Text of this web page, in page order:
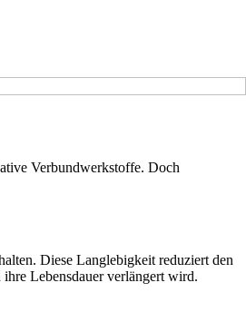
Verbundwerkstoffe. Doch
Diese Langlebigkeit reduziert den
Lebensdauer verlängert wird.